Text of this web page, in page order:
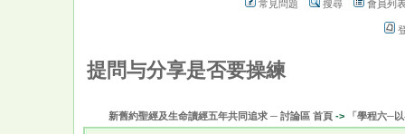
常見問題 搜尋 會員列
提問与分享是否要操練
新舊約聖經及生命讀經五年共同追求 ─ 討論區 首頁-> 「學程六─